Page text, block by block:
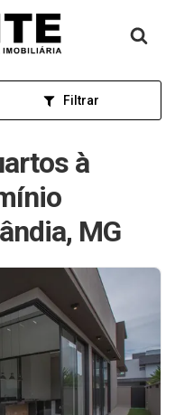
Filtrar
à
MG